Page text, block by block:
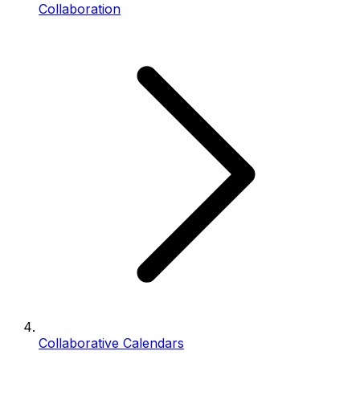
Collaboration
Collaborative Calendars